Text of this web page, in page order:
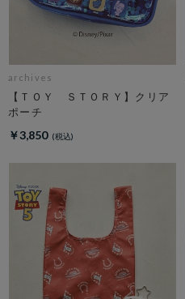
archives
【ＴＯＹ ＳＴＯＲＹ】クリア
ポーチ
￥3,850